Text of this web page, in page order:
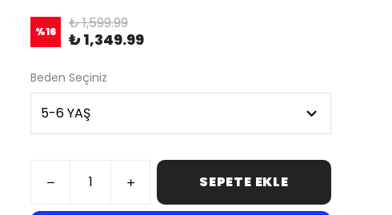
%16 ₺ 1,599.99
₺ 1,349.99
Beden Seçiniz
SEPETE EKLE